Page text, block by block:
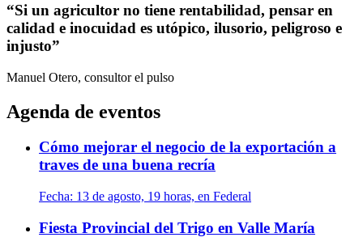
“Si un agricultor no tiene rentabilidad, pensar en
calidad e inocuidad es utópico, ilusorio, peligroso e
injusto”
Manuel Otero, consultor el pulso
Agenda de eventos
Cómo mejorar el negocio de la exportación a
traves de una buena recría
Fecha: 13 de agosto, 19 horas, en Federal
Fiesta Provincial del Trigo en Valle María